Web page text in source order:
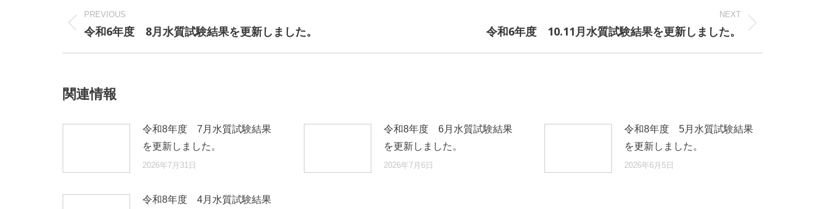
navigation
PREVIOUS
Previous
令和6年度 8月水質試験結果を更新しました。
NEXT
令和6年度 10.11月水質試験結果を更新しました。
関連情報
令和8年度 7月水質試験結果
を更新しました。
2026年7月31日
令和8年度 6月水質試験結果
を更新しました。
2026年7月6日
令和8年度 5月水質試験結果
を更新しました。
2026年6月5日
令和8年度 4月水質試験結果